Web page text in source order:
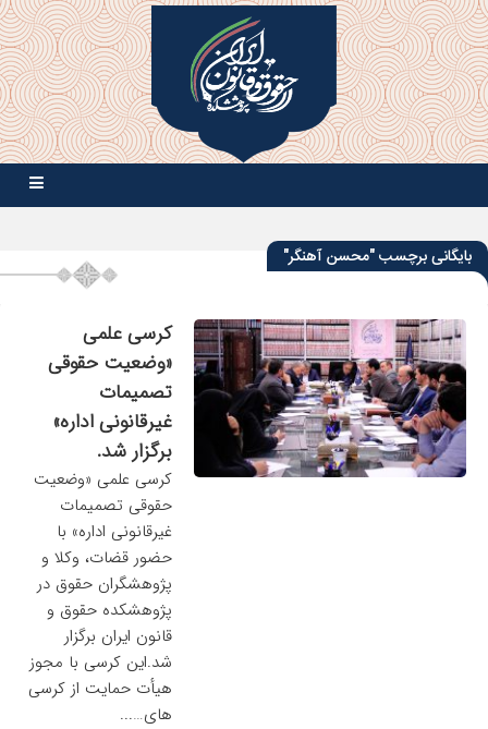
بایگانی برچسب "محسن آهنگر"
کرسی علمی
«وضعیت حقوقی
تصمیمات
غیرقانونی اداره»
برگزار شد.
کرسی علمی «وضعیت
حقوقی تصمیمات
غیرقانونی اداره» با
حضور قضات، وکلا و
پژوهشگران حقوق در
پژوهشکده حقوق و
قانون ایران برگزار
شد.این کرسی با مجوز
هیأت حمایت از کرسی
های…...